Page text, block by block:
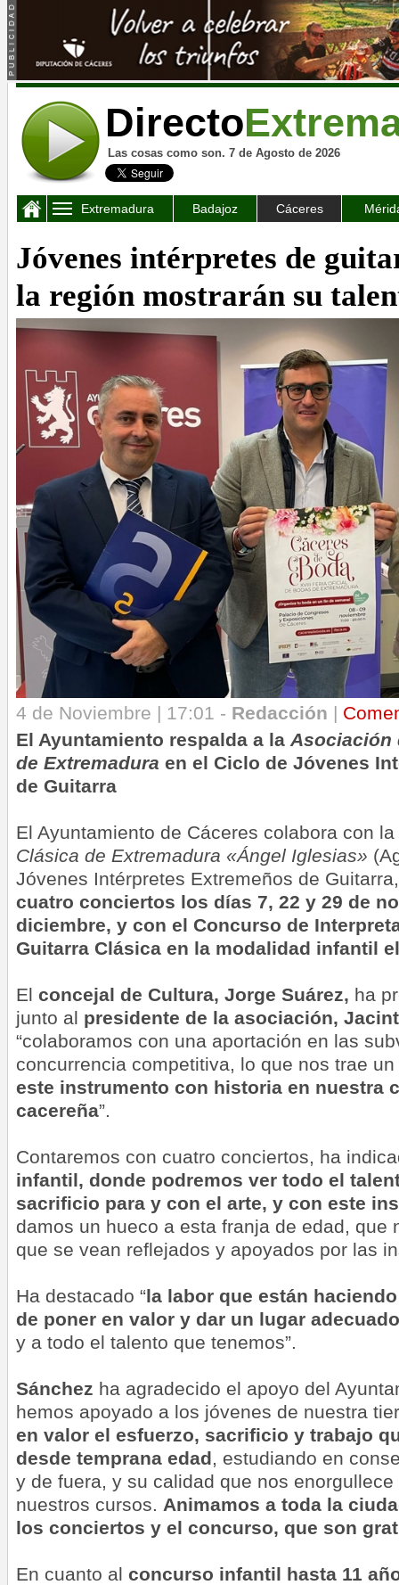
Directo
Las cosas como son. 7 de Agosto de 2026
Extremadura Badajoz Cáceres
Jóvenes intérpretes de
la región mostrarán su
4 de Noviembre | 17:01 - Redacción |
El Ayuntamiento respalda a la Asociación
de Extremadura en el Ciclo de Jóvenes
de Guitarra
El Ayuntamiento de Cáceres colabora con la
Clásica de Extremadura «Ángel Iglesias»
Jóvenes Intérpretes Extremeños de
cuatro conciertos los días 7, 22 y 29 de
diciembre, y con el Concurso de
Guitarra Clásica en la modalidad infantil
El concejal de Cultura, Jorge Suárez, ha
junto al presidente de la asociación,
“colaboramos con una aportación en las
concurrencia competitiva, lo que nos trae un
este instrumento con historia en nuestra
cacereña”.
Contaremos con cuatro conciertos, ha
infantil, donde podremos ver todo el
sacrificio para y con el arte, y con este
damos un hueco a esta franja de edad, que
que se vean reflejados y apoyados por las
Ha destacado “la labor que están
de poner en valor y dar un lugar
y a todo el talento que tenemos”.
Sánchez ha agradecido el apoyo del
hemos apoyado a los jóvenes de nuestra
en valor el esfuerzo, sacrificio y trabajo
desde temprana edad, estudiando en
y de fuera, y su calidad que nos
nuestros cursos. Animamos a toda la
los conciertos y el concurso, que son
En cuanto al concurso infantil hasta 11